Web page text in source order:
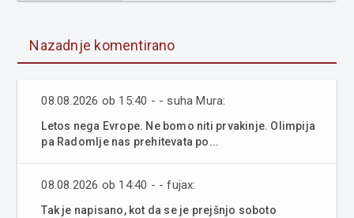
Nazadnje komentirano
08.08.2026 ob 15:40 - - suha Mura:
Letos nega Evrope. Ne bomo niti prvakinje. Olimpija
pa Radomlje nas prehitevata po...
08.08.2026 ob 14:40 - - fujax:
Tak je napisano, kot da se je prejšnjo soboto